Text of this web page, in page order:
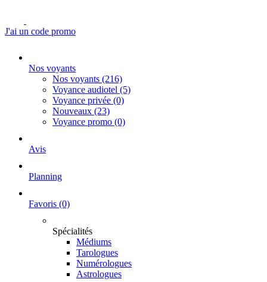
J'ai un code promo
Nos voyants
Nos voyants (216)
Voyance audiotel (5)
Voyance privée (0)
Nouveaux (23)
Voyance promo (0)
Avis
Planning
Favoris (0)
Spécialités
Médiums
Tarologues
Numérologues
Astrologues